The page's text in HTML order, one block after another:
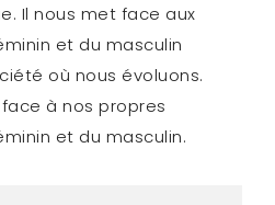
Il nous met face aux
et du masculin
où nous évoluons.
à nos propres
et du masculin.